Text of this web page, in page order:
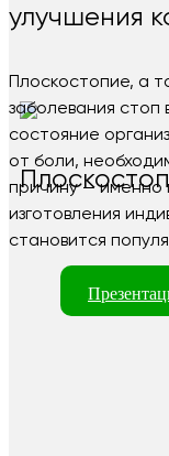
улучшения
Плоскостопие, а
заболевания
состояние
от боли,
причину — именно
изготовления
становится